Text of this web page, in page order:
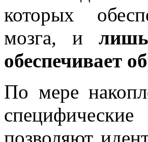
которых
мозга, и
обеспечивает
По мере